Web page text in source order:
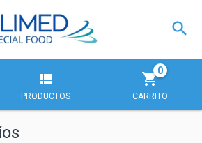
PRODUCTOS CARRITO
0